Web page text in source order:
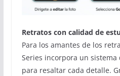
Retratos con calidad de
Para los amantes de los
Series incorpora un sistema
para resaltar cada detalle.